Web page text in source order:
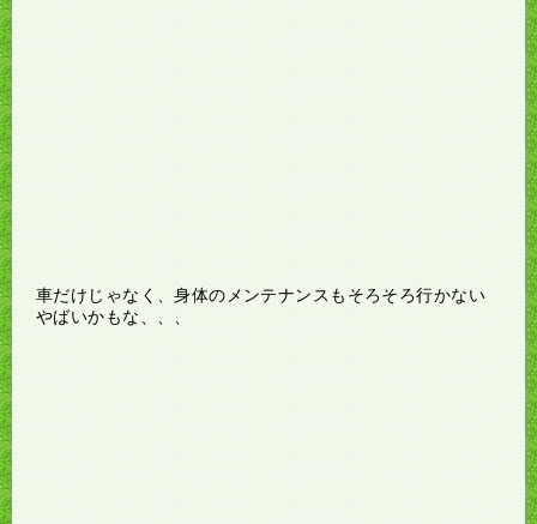
車だけじゃなく、身体のメンテナンスもそろそろ行かない
やばいかもな、、、